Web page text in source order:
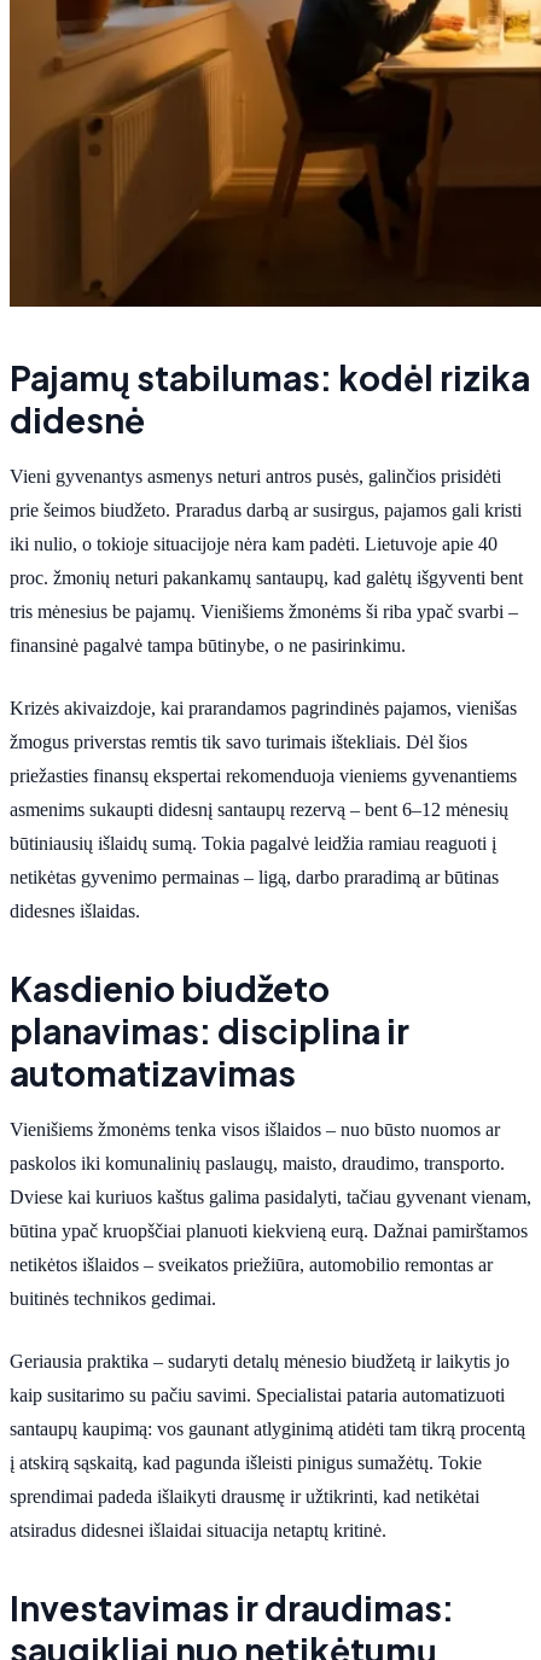
Pajamų stabilumas: kodėl rizika
didesnė
Vieni gyvenantys asmenys neturi antros pusės, galinčios prisidėti
prie šeimos biudžeto. Praradus darbą ar susirgus, pajamos gali kristi
iki nulio, o tokioje situacijoje nėra kam padėti. Lietuvoje apie 40
proc. žmonių neturi pakankamų santaupų, kad galėtų išgyventi bent
tris mėnesius be pajamų. Vienišiems žmonėms ši riba ypač svarbi –
finansinė pagalvė tampa būtinybe, o ne pasirinkimu.
Krizės akivaizdoje, kai prarandamos pagrindinės pajamos, vienišas
žmogus priverstas remtis tik savo turimais ištekliais. Dėl šios
priežasties finansų ekspertai rekomenduoja vieniems gyvenantiems
asmenims sukaupti didesnį santaupų rezervą – bent 6–12 mėnesių
būtiniausių išlaidų sumą. Tokia pagalvė leidžia ramiau reaguoti į
netikėtas gyvenimo permainas – ligą, darbo praradimą ar būtinas
didesnes išlaidas.
Kasdienio biudžeto
planavimas: disciplina ir
automatizavimas
Vienišiems žmonėms tenka visos išlaidos – nuo būsto nuomos ar
paskolos iki komunalinių paslaugų, maisto, draudimo, transporto.
Dviese kai kuriuos kaštus galima pasidalyti, tačiau gyvenant vienam,
būtina ypač kruopščiai planuoti kiekvieną eurą. Dažnai pamirštamos
netikėtos išlaidos – sveikatos priežiūra, automobilio remontas ar
buitinės technikos gedimai.
Geriausia praktika – sudaryti detalų mėnesio biudžetą ir laikytis jo
kaip susitarimo su pačiu savimi. Specialistai pataria automatizuoti
santaupų kaupimą: vos gaunant atlyginimą atidėti tam tikrą procentą
į atskirą sąskaitą, kad pagunda išleisti pinigus sumažėtų. Tokie
sprendimai padeda išlaikyti drausmę ir užtikrinti, kad netikėtai
atsiradus didesnei išlaidai situacija netaptų kritinė.
Investavimas ir draudimas:
saugikliai nuo netikėtumų